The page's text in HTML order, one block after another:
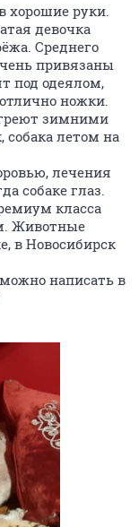
руки.
девочка
Среднего
привязаны
под одеялом,
ножки.
зимними
собака летом на
лечения
собаке глаз.
класса
Животные
в Новосибирск
написать в